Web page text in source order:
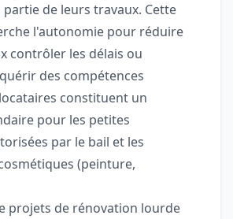
de leurs travaux. Cette
l'autonomie pour réduire
contrôler les délais ou
des compétences
constituent un
pour les petites
par le bail et les
(peinture,
projets de rénovation lourde